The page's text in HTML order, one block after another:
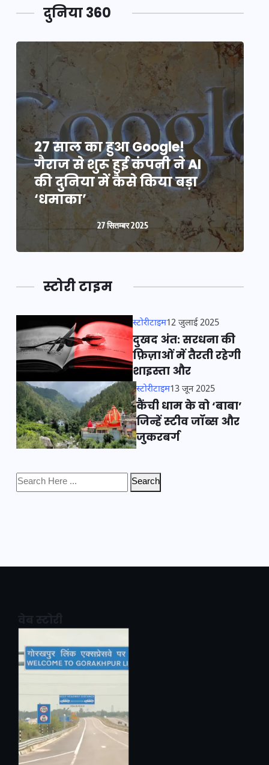
दुनिया 360
27 साल का हुआ Google!
गैराज से शुरू हुई कंपनी ने AI
की दुनिया में कैसे किया बड़ा
‘धमाका’
27 सितम्बर 2025
स्टोरी टाइम
स्टोरीटाइम12 जुलाई 2025
दुखद अंत: सरधना की
फ़िज़ाओं में तैरती रहेगी
शाइस्ता और
स्टोरीटाइम13 जून 2025
कैंची धाम के वो ‘बाबा’
जिन्हें स्टीव जॉब्स और
जुकरबर्ग
Search